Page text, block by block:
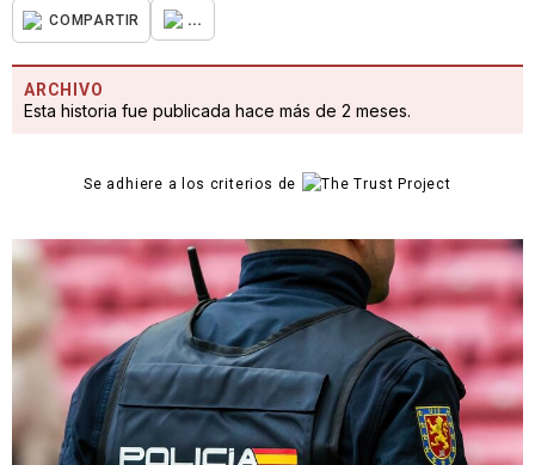
COMPARTIR ...
ARCHIVO
Esta historia fue publicada hace más de 2 meses.
Se adhiere a los criterios de